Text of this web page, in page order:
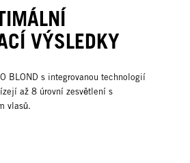
VÝSLEDKY
BLOND s integrovanou technologií
až 8 úrovní zesvětlení s
vlasů.